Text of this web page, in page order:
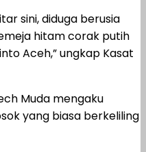
sini, diduga berusia
hitam corak putih
Aceh,” ungkap Kasat
Muda mengaku
yang biasa berkeliling